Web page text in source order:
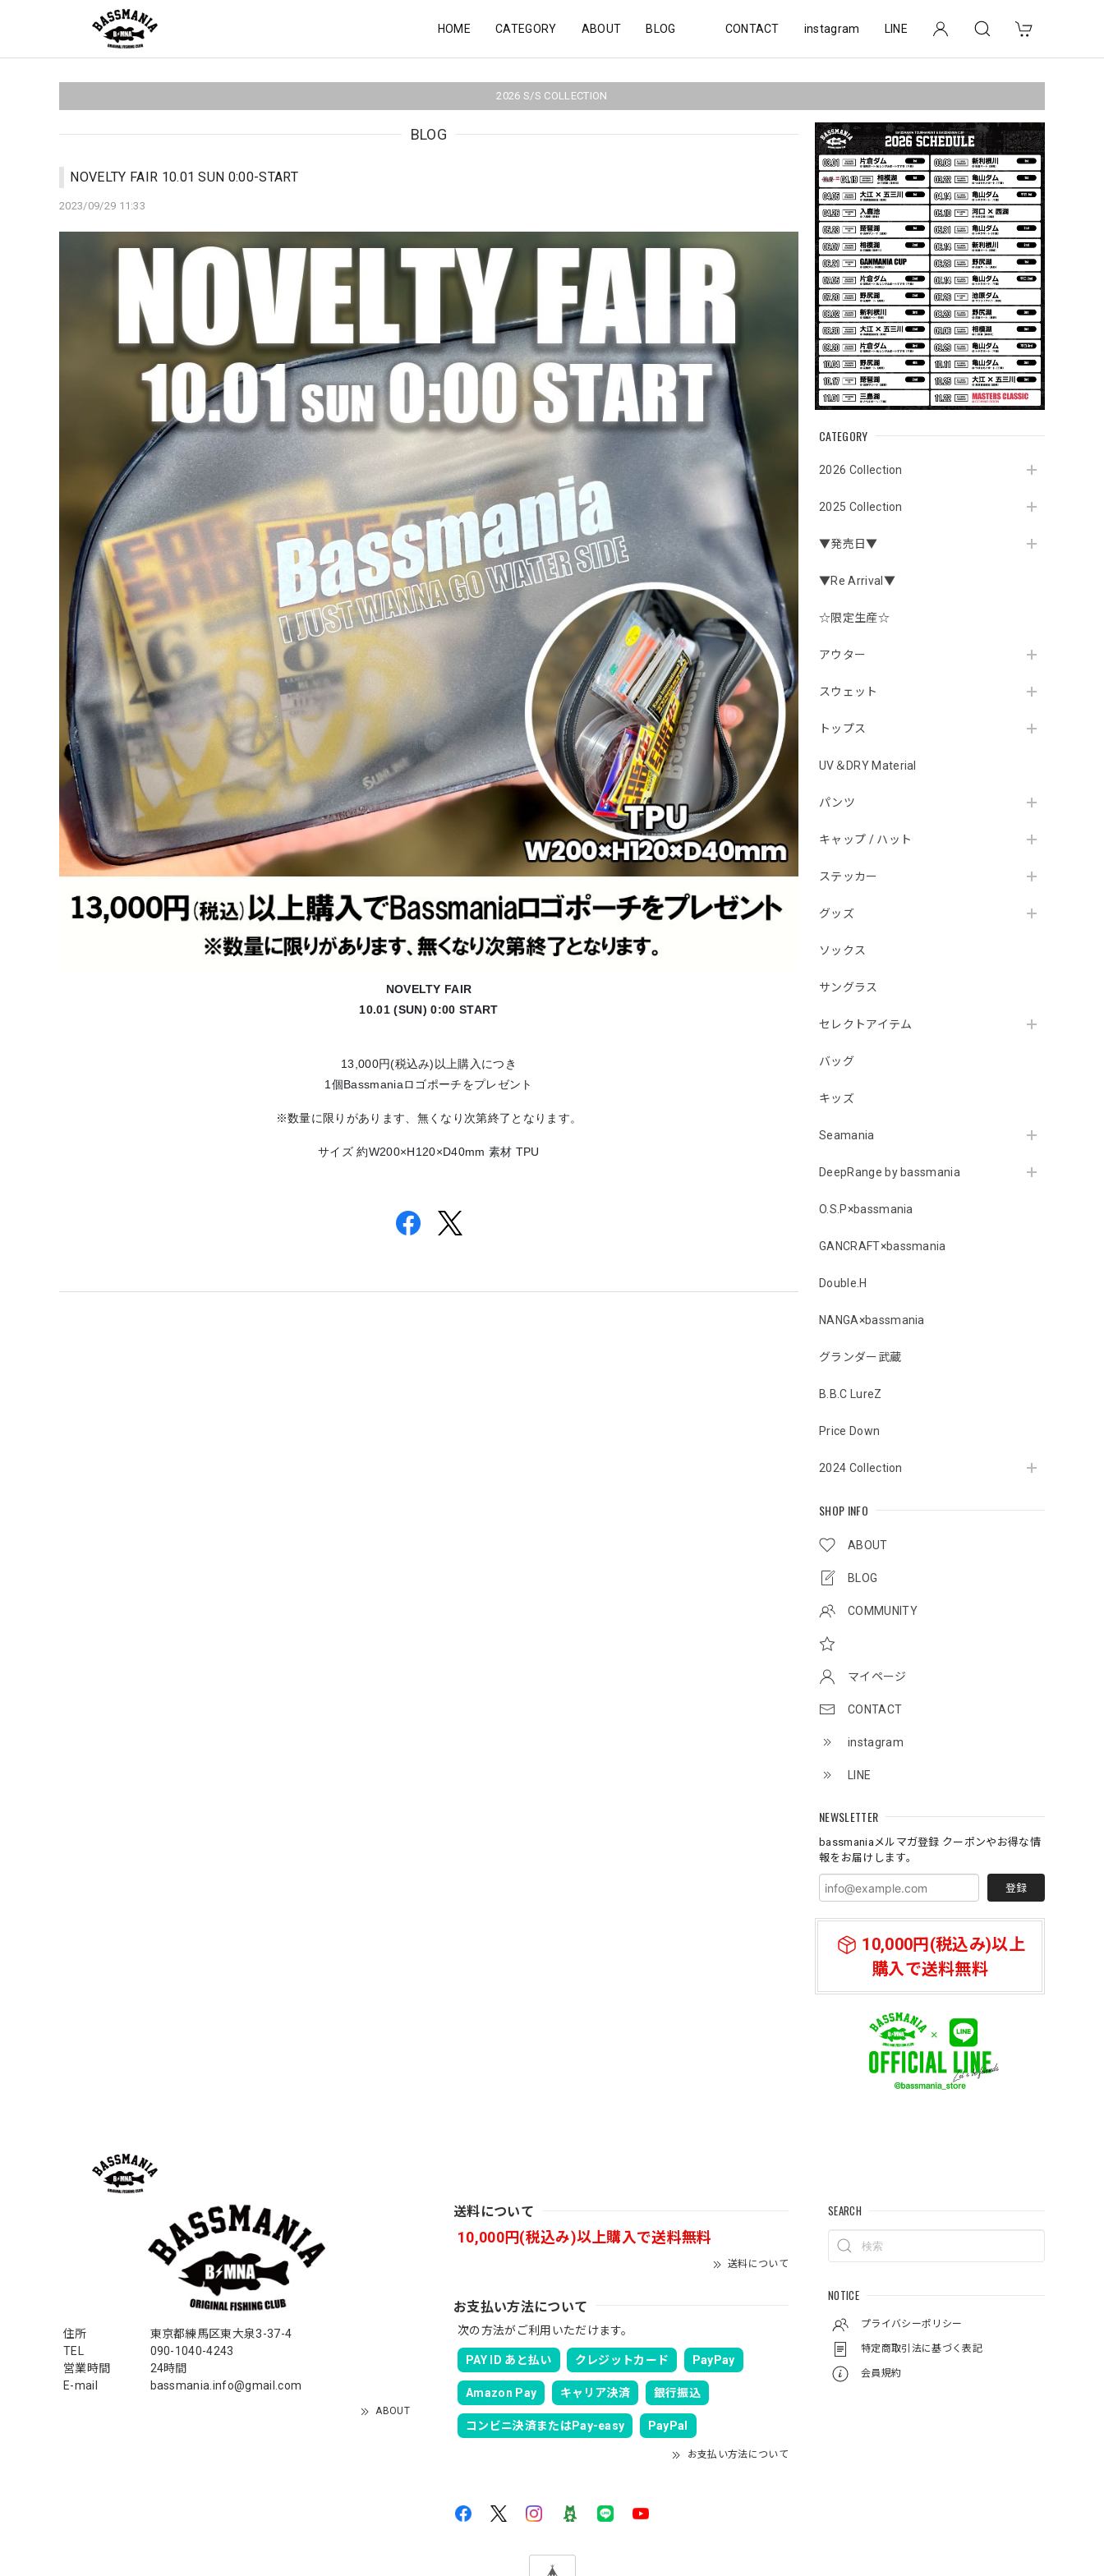
HOME CATEGORY ABOUT BLOG CONTACT instagram LINE
2026 S/S COLLECTION
CATEGORY
2026 Collection
2025 Collection
▼発売日▼
▼Re Arrival▼
☆限定生産☆
アウター
スウェット
トップス
UV＆DRY Material
パンツ
キャップ / ハット
ステッカー
グッズ
ソックス
サングラス
セレクトアイテム
バッグ
キッズ
Seamania
DeepRange by bassmania
O.S.P×bassmania
GANCRAFT×bassmania
Double.H
NANGA×bassmania
グランダー武蔵
B.B.C LureZ
Price Down
2024 Collection
SHOP INFO
ABOUT
BLOG
COMMUNITY
マイページ
CONTACT
instagram
LINE
NEWSLETTER
bassmaniaメルマガ登録 クーポンやお得な情
報をお届けします。
登録
10,000円(税込み)以上
購入で送料無料
BLOG
NOVELTY FAIR 10.01 SUN 0:00-START
2023/09/29 11:33
NOVELTY FAIR
10.01 (SUN) 0:00 START
13,000円(税込み)以上購入につき
1個Bassmaniaロゴポーチをプレゼント
※数量に限りがあります、無くなり次第終了となります。
サイズ 約W200×H120×D40mm 素材 TPU
住所
東京都練馬区東大泉3-37-4
TEL
090-1040-4243
営業時間
24時間
E-mail
bassmania.info@gmail.com
ABOUT
送料について
10,000円(税込み)以上購入で送料無料
送料について
お支払い方法について
次の方法がご利用いただけます。
PAY ID あと払い クレジットカード PayPay
Amazon Pay キャリア決済 銀行振込
コンビニ決済またはPay-easy PayPal
お支払い方法について
SEARCH
NOTICE
プライバシーポリシー
特定商取引法に基づく表記
会員規約